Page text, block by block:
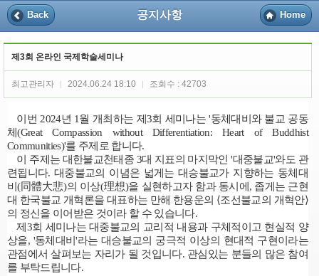
Back 공지사항 Home
제3회 온라인 국제학술세미나
최고관리자 2024.06.24 18:10 조회수 : 42703
이번2024년 1월 개최하는 제 3회 세미나는'동체대비와 불교 공동
체(Great Compassion without Differentiation: Heart of Buddhist
Communities)'를 주제로 합니다.
이 주제는 대한불교천태종 3대 지표의 마지막인'대중불교'와도 관
련됩니다.대중불교의 이념은 넓게는 대승불교가 지향하는 동체대
비(同體大悲)의 이상(理想)을 실현하고자 함과 동시에 , 좁게는 근현
대 한국불교 개혁론을 대표하는 만해 한용운의 ⟨조선불교의 개혁안⟩
의 정신을 이어받은 것이라 할 수 있습니다.
제 3회 세미나는 대중불교의 교리적 내용과 구체적이고 현실적 양
상을, '동체대비'라는 대승불교의 궁극적 이상의 현대적 구현이라는
관점에서 살펴보는 자리가 될 것입니다. 관심있는 분들의 많은 참여
를 부탁드립니다.